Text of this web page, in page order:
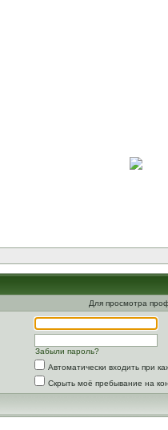
Для просмотра
Забыли пароль?
Автоматически входить при
Скрыть моё пребывание на